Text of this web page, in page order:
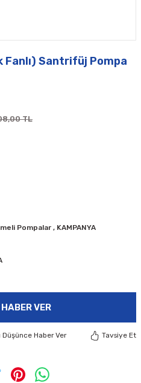
Fanlı) Santrifüj Pompa
TL
Pompalar , KAMPANYA
VER
Düşünce Haber Ver Tavsiye Et